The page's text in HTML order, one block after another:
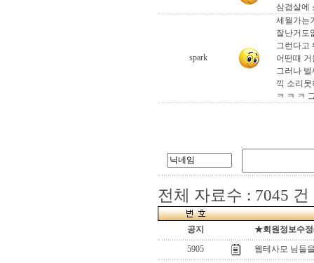
삼겹살에
spark
세월가는
잘난거도
그런다고
어떤때
그러나
끽 소리
ㅋ ㅋ ㅋ
전체 자료수 : 7045 건
공지
★회원정보수
5905
웹테사모 님들